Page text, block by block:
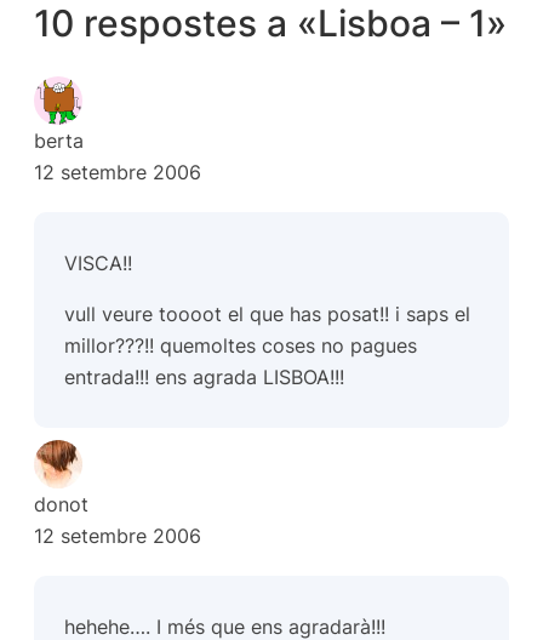
10 respostes a «Lisboa – 1»
berta
12 setembre 2006
VISCA!!
vull veure toooot el que has posat!! i saps el
millor???!! quemoltes coses no pagues
entrada!!! ens agrada LISBOA!!!
donot
12 setembre 2006
hehehe…. I més que ens agradarà!!!